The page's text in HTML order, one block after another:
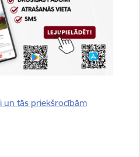
un tās priekšrocībām
bija noderīga?
atsauksmi